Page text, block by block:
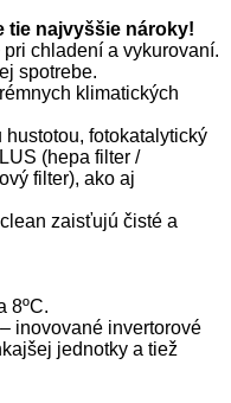
tie najvyššie nároky!
chladení a vykurovaní.
spotrebe.
klimatických
hustotou, fotokatalytický
(hepa filter /
filter), ako aj
zaisťujú čisté a
8ºC.
inovované invertorové
jednotky a tiež